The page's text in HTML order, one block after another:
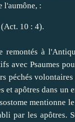
l'aumône, :
(Act. 10 : 4).
remontés à
avec Psaumes
péchés
et apôtres dans un
mentionne
par les apôtres.